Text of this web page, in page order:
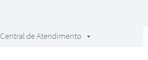
Central de Atendimento